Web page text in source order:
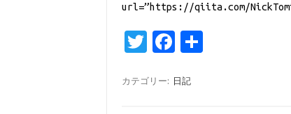
url=”https://qiita.com/
T
it
Fa
e
共
カテゴリー: 日記